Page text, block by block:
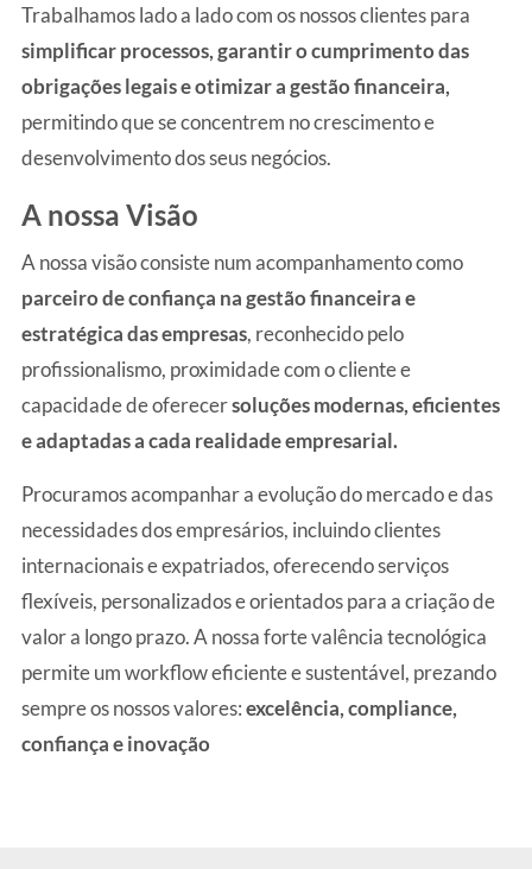
Trabalhamos lado a lado com os nossos clientes para
simplificar processos, garantir o cumprimento das
obrigações legais e otimizar a gestão financeira,
permitindo que se concentrem no crescimento e
desenvolvimento dos seus negócios.
A nossa Visão
A nossa visão consiste num acompanhamento como
parceiro de confiança na gestão financeira e
estratégica das empresas, reconhecido pelo
profissionalismo, proximidade com o cliente e
capacidade de oferecersoluções modernas, eficientes
e adaptadas a cada realidade empresarial.
Procuramos acompanhar a evolução do mercado e das
necessidades dos empresários, incluindo clientes
internacionais e expatriados, oferecendo serviços
flexíveis, personalizados e orientados para a criação de
valor a longo prazo. A nossa forte valência tecnológica
permite um workflow eficiente e sustentável, prezando
sempre os nossos valores:excelência, compliance,
confiança e inovação